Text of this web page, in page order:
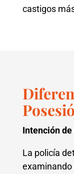
castigos
Intención
La policía
examinando